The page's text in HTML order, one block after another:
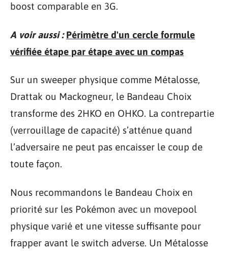
boost comparable en 3G.
A voir aussi : Périmètre d'un cercle formule
vérifiée étape par étape avec un compas
Sur un sweeper physique comme Métalosse,
Drattak ou Mackogneur, le Bandeau Choix
transforme des 2HKO en OHKO. La contrepartie
(verrouillage de capacité) s’atténue quand
l’adversaire ne peut pas encaisser le coup de
toute façon.
Nous recommandons le Bandeau Choix en
priorité sur les Pokémon avec un movepool
physique varié et une vitesse suffisante pour
frapper avant le switch adverse. Un Métalosse